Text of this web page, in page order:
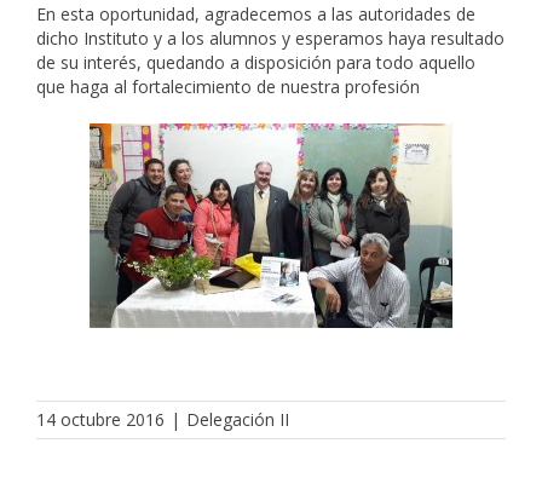
En esta oportunidad, agradecemos a las autoridades de
dicho Instituto y a los alumnos y esperamos haya resultado
de su interés, quedando a disposición para todo aquello
que haga al fortalecimiento de nuestra profesión
14 octubre 2016 | Delegación II